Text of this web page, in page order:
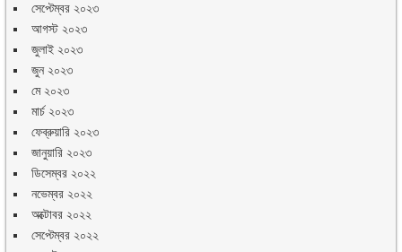
সেপ্টেম্বর ২০২৩
আগস্ট ২০২৩
জুলাই ২০২৩
জুন ২০২৩
মে ২০২৩
মার্চ ২০২৩
ফেব্রুয়ারি ২০২৩
জানুয়ারি ২০২৩
ডিসেম্বর ২০২২
নভেম্বর ২০২২
অক্টোবর ২০২২
সেপ্টেম্বর ২০২২